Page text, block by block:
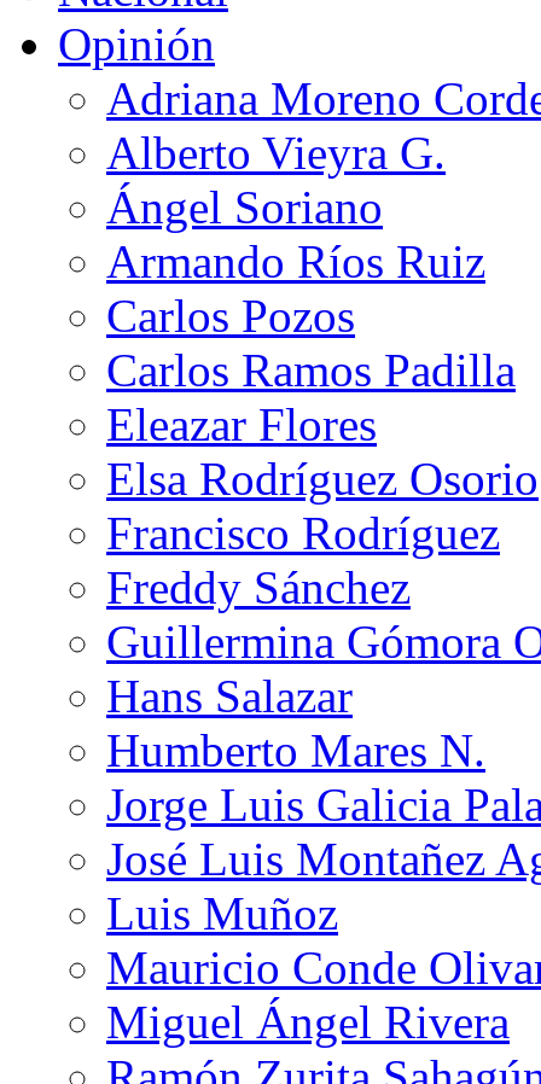
Opinión
Adriana Moreno
Alberto Vieyra G.
Ángel Soriano
Armando Ríos Ruiz
Carlos Pozos
Carlos Ramos Padilla
Eleazar Flores
Elsa Rodríguez Osorio
Francisco Rodríguez
Freddy Sánchez
Guillermina Gómora
Hans Salazar
Humberto Mares N.
Jorge Luis Galicia
José Luis Montañez
Luis Muñoz
Mauricio Conde
Miguel Ángel Rivera